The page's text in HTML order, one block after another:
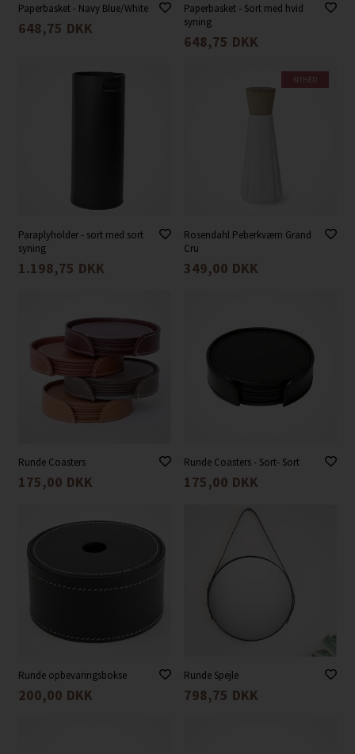
Paperbasket - Navy Blue/White
648,75 DKK
Paperbasket - Sort med hvid
syning
648,75 DKK
Paraplyholder - sort med sort
syning
1.198,75 DKK
NYHED
Rosendahl Peberkværn Grand
Cru
349,00 DKK
Runde Coasters
175,00 DKK
Runde Coasters - Sort- Sort
175,00 DKK
Runde opbevaringsbokse
200,00 DKK
Runde Spejle
798,75 DKK